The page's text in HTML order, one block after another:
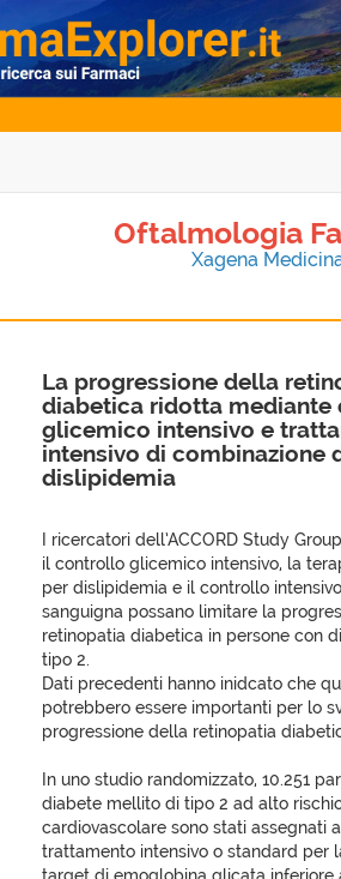
Oftalmologia
Xagena
La progressione della
diabetica ridotta mediante
glicemico intensivo e
intensivo di combinazione
dislipidemia
I ricercatori dell’ACCORD Study
il controllo glicemico intensivo, la
per dislipidemia e il controllo
sanguigna possano limitare la
retinopatia diabetica in persone con
tipo 2.
Dati precedenti hanno inidcato che
potrebbero essere importanti per lo
progressione della retinopatia
In uno studio randomizzato, 10.251
diabete mellito di tipo 2 ad alto
cardiovascolare sono stati assegnati
trattamento intensivo o standard per